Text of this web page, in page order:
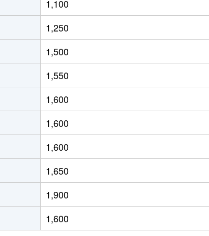
徒歩9分
徒歩11分
徒歩11分
徒歩11分
徒歩9分
徒歩3分
徒歩2分
徒歩9分
徒歩3分
1,100
1,250
1,500
1,550
1,600
1,600
1,600
1,650
1,900
1,600